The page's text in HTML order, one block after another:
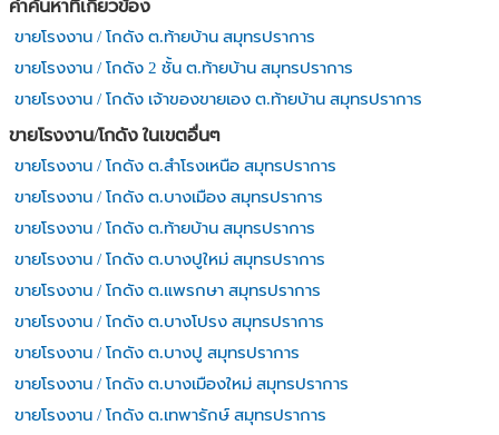
คำค้นหาที่เกี่ยวข้อง
ขายโรงงาน / โกดัง ต.ท้ายบ้าน สมุทรปราการ
ขายโรงงาน / โกดัง 2 ชั้น ต.ท้ายบ้าน สมุทรปราการ
ขายโรงงาน / โกดัง เจ้าของขายเอง ต.ท้ายบ้าน สมุทรปราการ
ขายโรงงาน/โกดัง ในเขตอื่นๆ
ขายโรงงาน / โกดัง ต.สำโรงเหนือ สมุทรปราการ
ขายโรงงาน / โกดัง ต.บางเมือง สมุทรปราการ
ขายโรงงาน / โกดัง ต.ท้ายบ้าน สมุทรปราการ
ขายโรงงาน / โกดัง ต.บางปูใหม่ สมุทรปราการ
ขายโรงงาน / โกดัง ต.แพรกษา สมุทรปราการ
ขายโรงงาน / โกดัง ต.บางโปรง สมุทรปราการ
ขายโรงงาน / โกดัง ต.บางปู สมุทรปราการ
ขายโรงงาน / โกดัง ต.บางเมืองใหม่ สมุทรปราการ
ขายโรงงาน / โกดัง ต.เทพารักษ์ สมุทรปราการ